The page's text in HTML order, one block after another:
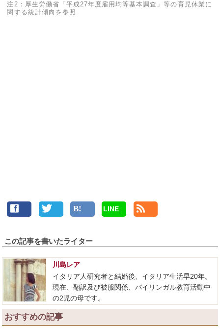
注2：厚生労働省「平成27年度雇用均等基本調査」等の育児休業に
関する統計傾向を参照
LINE
この記事を書いたライター
川島レア
イタリア人研究者と結婚後、イタリア生活早20年。
現在、翻訳及び被服関係、バイリンガル教育活動中
の2児の母です。
おすすめの記事